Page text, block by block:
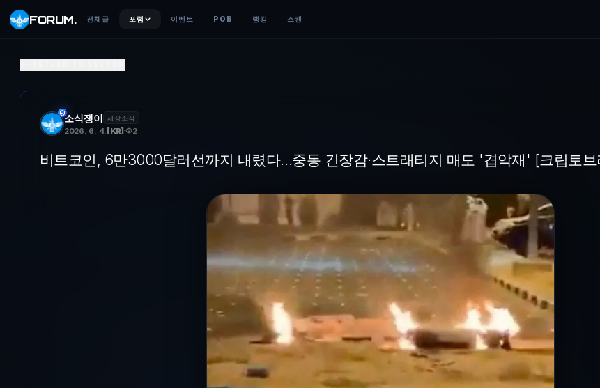
FORUM. 전체글 포럼 이벤트 POB 랭킹 스캔
이란의 미사일 공격을 받은 뒤 파편이 불타는 쿠웨이트 국제공항 주차장. 사진=연합뉴스 [파이낸셜뉴스] 비트포인트이 4일 6만
소식쟁이 세상소식
2026. 6. 4. [KR] 2
비트코인, 6만3000달러선까지 내렸다…중동 긴장감·스트래티지 매도 '겹악재' [크립토